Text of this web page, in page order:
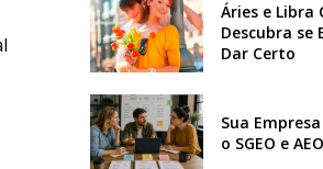
Áries e Libra
Descubra se
Dar Certo
Sua
o SGEO e